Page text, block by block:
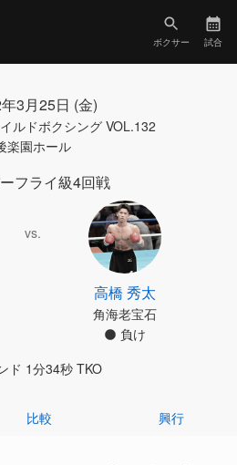
ボクサー 試合
3月25日 (金)
ルドボクシング VOL.132
楽園ホール
フライ級4回戦
vs.
高橋 秀太
角海老宝石
負け
ド 1分34秒 TKO
比較 興行